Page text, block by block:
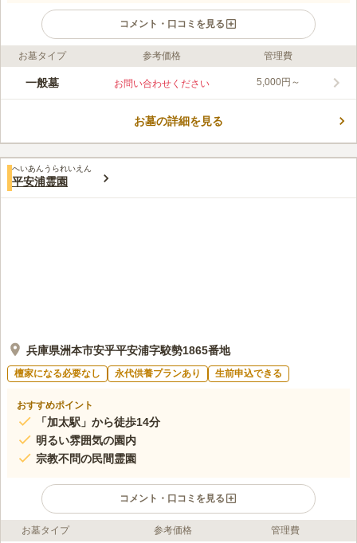
コメント・口コミを見る
ライフドット編集部のコメント
木戸霊園は、兵庫県洲本市に位置する緑豊かな民間霊園です。ゆ
す。お参りの際には車での来園が便利です。神戸淡路鳴門自動車
口コミ評価
みんなの評価
お墓タイプ 参考価格 管理費
一般墓 お問い合わせください 5,000円～
お墓の詳細を見る
へいあんうられいえん
平安浦霊園
兵庫県洲本市安乎平安浦字駮勢1865番地
檀家になる必要なし 永代供養プランあり 生前申込できる
おすすめポイント
「加太駅」から徒歩14分
明るい雰囲気の園内
宗教不問の民間霊園
コメント・口コミを見る
ライフドット編集部のコメント
お墓タイプ 参考価格 管理費